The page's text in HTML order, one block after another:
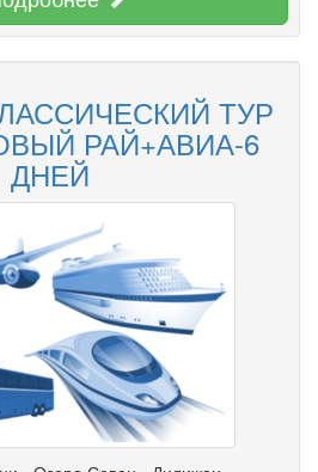
ТУР
РАЙ+АВИА-6
ДНЕЙ